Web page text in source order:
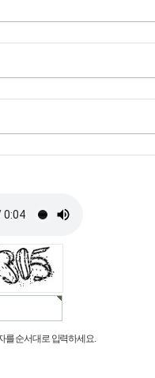
를 순서대로 입력하세요.